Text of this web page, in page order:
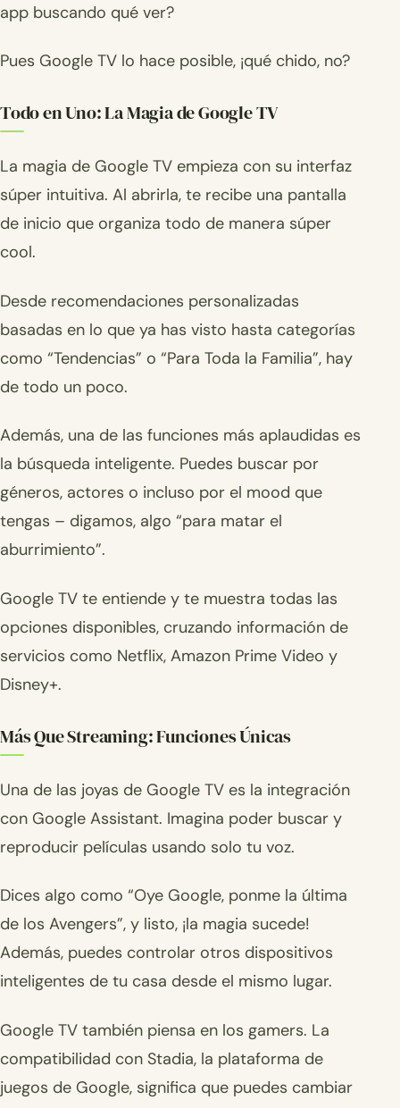
app buscando qué ver?
Pues Google TV lo hace posible, ¡qué chido, no?
Todo en Uno: La Magia de Google TV
La magia de Google TV empieza con su interfaz
súper intuitiva. Al abrirla, te recibe una pantalla
de inicio que organiza todo de manera súper
cool.
Desde recomendaciones personalizadas
basadas en lo que ya has visto hasta categorías
como “Tendencias” o “Para Toda la Familia”, hay
de todo un poco.
Además, una de las funciones más aplaudidas es
la búsqueda inteligente. Puedes buscar por
géneros, actores o incluso por el mood que
tengas – digamos, algo “para matar el
aburrimiento”.
Google TV te entiende y te muestra todas las
opciones disponibles, cruzando información de
servicios como Netflix, Amazon Prime Video y
Disney+.
Más Que Streaming: Funciones Únicas
Una de las joyas de Google TV es la integración
con Google Assistant. Imagina poder buscar y
reproducir películas usando solo tu voz.
Dices algo como “Oye Google, ponme la última
de los Avengers”, y listo, ¡la magia sucede!
Además, puedes controlar otros dispositivos
inteligentes de tu casa desde el mismo lugar.
Google TV también piensa en los gamers. La
compatibilidad con Stadia, la plataforma de
juegos de Google, significa que puedes cambiar